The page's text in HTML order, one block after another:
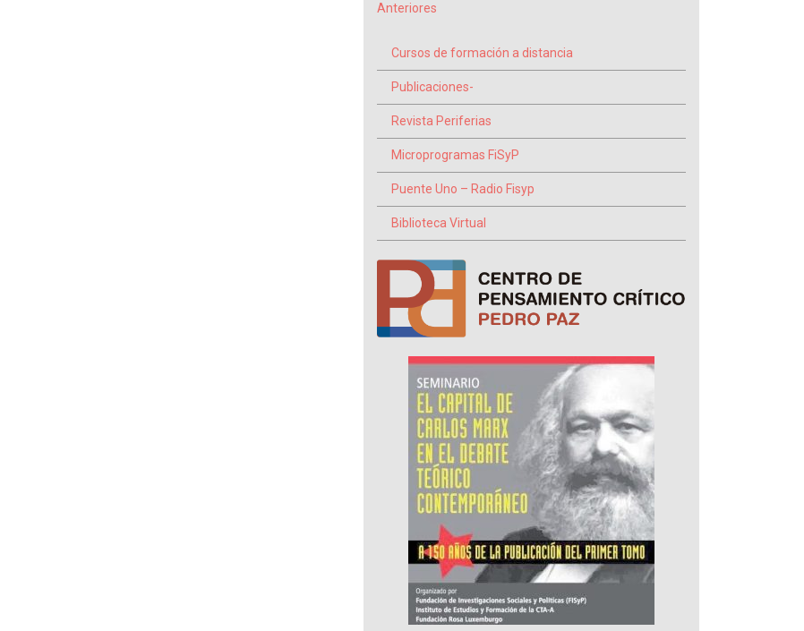
Anteriores
Cursos de formación a distancia
Publicaciones-
Revista Periferias
Microprogramas FiSyP
Puente Uno – Radio Fisyp
Biblioteca Virtual